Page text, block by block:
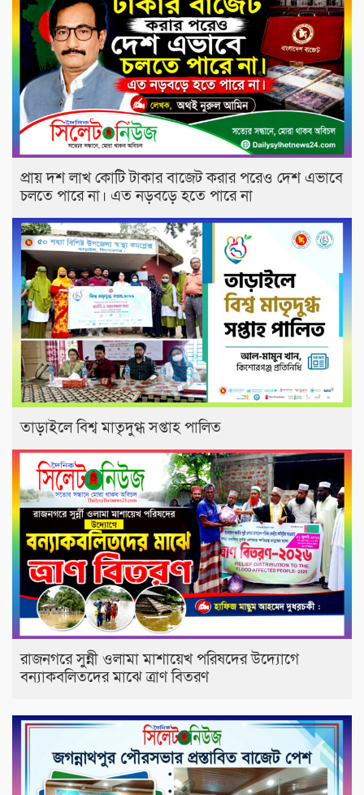
প্রায় দশ লাখ কোটি টাকার বাজেট করার পরেও দেশ এভাবে
চলতে পারে না। এত নড়বড়ে হতে পারে না
তাড়াইলে বিশ্ব মাতৃদুগ্ধ সপ্তাহ পালিত
রাজনগরে সুন্নী ওলামা মাশায়েখ পরিষদের উদ্যোগে
বন্যাকবলিতদের মাঝে ত্রাণ বিতরণ